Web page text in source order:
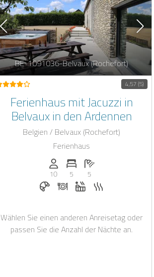
BE-1091036-Belvaux (Rochefort)
4,57 (5)
Ferienhaus mit Jacuzzi in
Belvaux in den Ardennen
Belgien / Belvaux (Rochefort)
Ferienhaus
Anzahl der Personen: 10
10
Anzahl der Schlafzimmer: 5
5
Anzahl der
5
Frühstück bei Casapilot buchbar
Abendessen auf Anfrage
Whirlpool
Wählen Sie einen anderen Anreisetag oder
passen Sie die Anzahl der Nächte an.